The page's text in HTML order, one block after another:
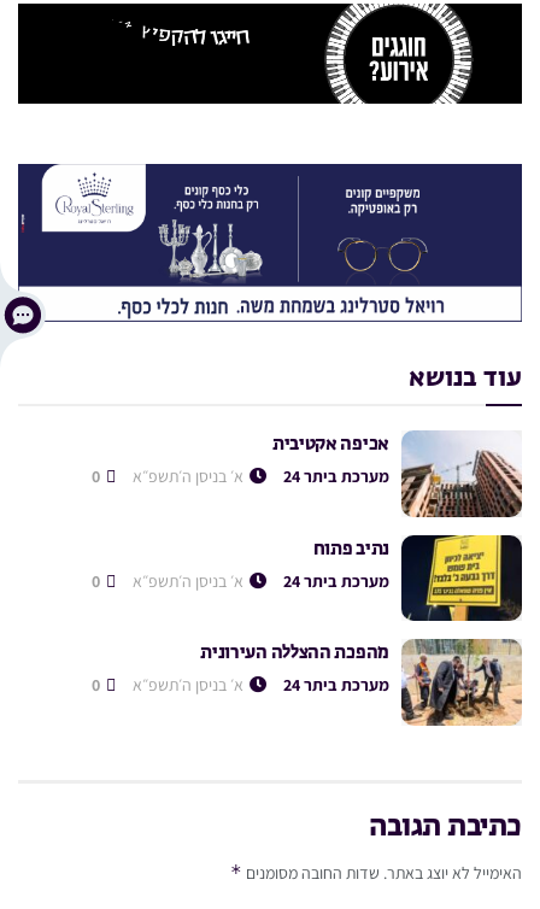
עוד בנושא
אכיפה אקטיבית
מערכת ביתר 24 א׳ בניסן ה׳תשפ״א
נתיב פתוח
מערכת ביתר 24 א׳ בניסן ה׳תשפ״א
מהפכת ההצללה העירונית
מערכת ביתר 24 א׳ בניסן ה׳תשפ״א
כתיבת תגובה
האימייל לא יוצג באתר. שדות החובה מסומנים *